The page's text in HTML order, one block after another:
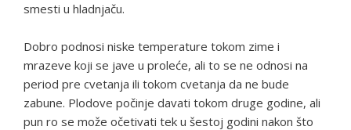
smesti u hladnjaču.
Dobro podnosi niske temperature tokom zime i
mrazeve koji se jave u proleće, ali to se ne odnosi na
period pre cvetanja ili tokom cvetanja da ne bude
zabune. Plodove počinje davati tokom druge godine, ali
pun ro se može očetivati tek u šestoj godini nakon što